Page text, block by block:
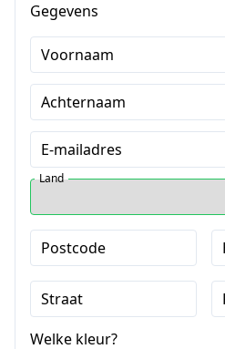
Gegevens
Voornaam
Achternaam
E-mailadres
Land
Postcode
Straat
Welke kleur?